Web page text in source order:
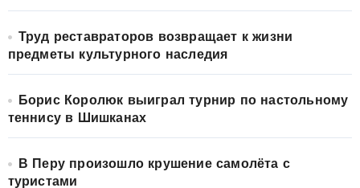
Труд реставраторов возвращает к жизни
предметы культурного наследия
Борис Королюк выиграл турнир по настольному
теннису в Шишканах
В Перу произошло крушение самолёта с
туристами